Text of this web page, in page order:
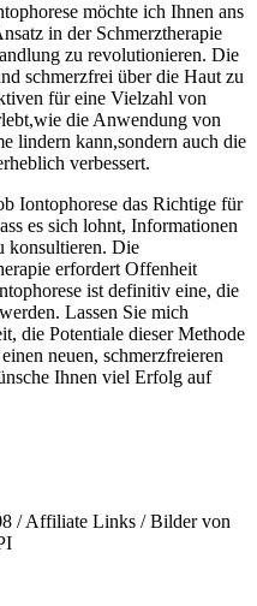
möchte ich Ihnen⁤ ans
in der Schmerztherapie
zu revolutionieren. Die‍
schmerzfrei⁣ über die ​Haut zu
für eine Vielzahl von
die Anwendung von
lindern kann,sondern auch die
verbessert.
Iontophorese das Richtige für
es sich lohnt, Informationen
konsultieren. Die
erfordert Offenheit
ist definitiv eine, die
Lassen Sie mich
die Potentiale dieser Methode
neuen, schmerzfreieren
Ihnen viel Erfolg auf
/ Affiliate Links / Bilder von